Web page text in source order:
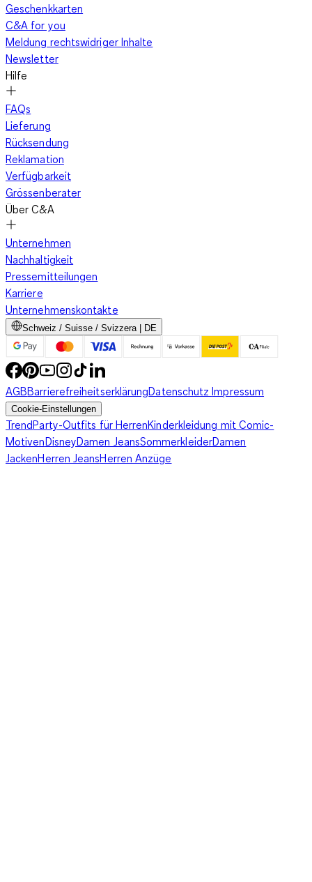
Geschenkkarten
C&A for you
Meldung rechtswidriger Inhalte
Newsletter
Hilfe
FAQs
Lieferung
Rücksendung
Reklamation
Verfügbarkeit
Grössenberater
Über C&A
Unternehmen
Nachhaltigkeit
Pressemitteilungen
Karriere
Unternehmenskontakte
Schweiz / Suisse / Svizzera | DE
AGBBarrierefreiheitserklärungDatenschutzImpressum
Cookie-Einstellungen
TrendParty-Outfits für HerrenKinderkleidung mit Comic-
MotivenDisneyDamen JeansSommerkleiderDamen
JackenHerren JeansHerren Anzüge